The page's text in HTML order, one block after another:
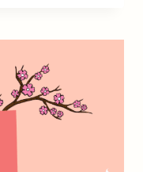
الكويت
دليل
التطبيقات
والتوصيل